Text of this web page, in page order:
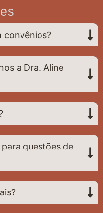
convênios?
a Dra. Aline
questões de